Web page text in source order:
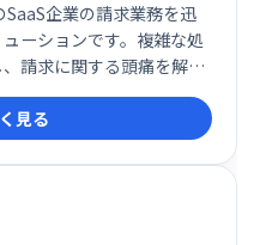
企業の請求業務を迅
ーションです。複雑な処
請求に関する頭痛を解消
見る